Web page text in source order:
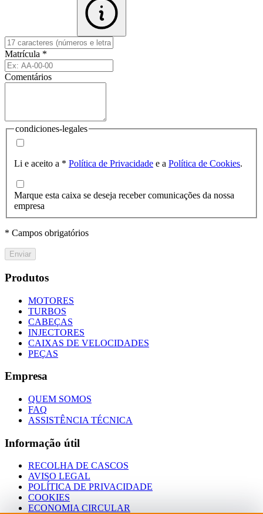
Matrícula *
Comentários
condiciones-legales
Li e aceito a * Política de Privacidade e a Política de Cookies.
Marque esta caixa se deseja receber comunicações da nossa
empresa
* Campos obrigatórios
Enviar
Produtos
MOTORES
TURBOS
CABEÇAS
INJECTORES
CAIXAS DE VELOCIDADES
PEÇAS
Empresa
QUEM SOMOS
FAQ
ASSISTÊNCIA TÉCNICA
Informação útil
RECOLHA DE CASCOS
AVISO LEGAL
POLÍTICA DE PRIVACIDADE
COOKIES
ECONOMIA CIRCULAR